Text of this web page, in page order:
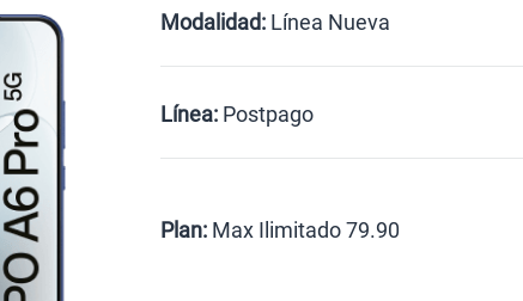
Modalidad:Línea Nueva
Celular liberado
Línea: Postpago
Plan: Max Ilimitado 79.90